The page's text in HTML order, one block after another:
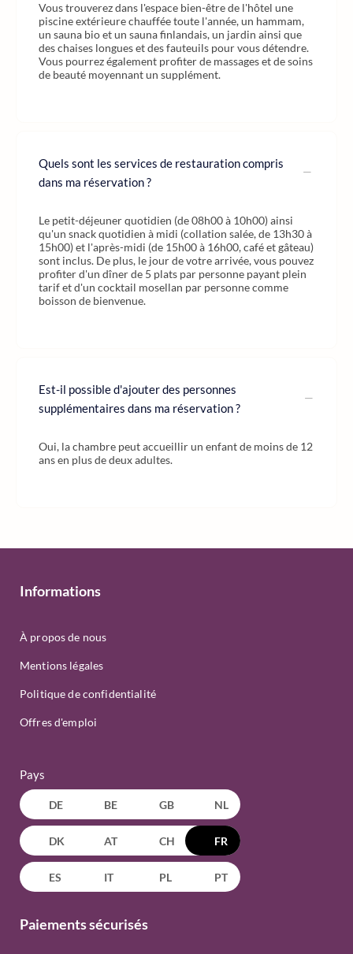
Vous trouverez dans l'espace bien-être de l'hôtel une
piscine extérieure chauffée toute l'année, un hammam,
un sauna bio et un sauna finlandais, un jardin ainsi que
des chaises longues et des fauteuils pour vous détendre.
Vous pourrez également profiter de massages et de soins
de beauté moyennant un supplément.
Quels sont les services de restauration compris
dans ma réservation ?
Le petit-déjeuner quotidien (de 08h00 à 10h00) ainsi
qu'un snack quotidien à midi (collation salée, de 13h30 à
15h00) et l'après-midi (de 15h00 à 16h00, café et gâteau)
sont inclus. De plus, le jour de votre arrivée, vous pouvez
profiter d'un dîner de 5 plats par personne payant plein
tarif et d'un cocktail mosellan par personne comme
boisson de bienvenue.
Est-il possible d'ajouter des personnes
supplémentaires dans ma réservation ?
Oui, la chambre peut accueillir un enfant de moins de 12
ans en plus de deux adultes.
Informations
À propos de nous
Mentions légales
Politique de confidentialité
Offres d'emploi
Pays
DE BE GB NL
DK AT CH FR
ES IT PL PT
Paiements sécurisés